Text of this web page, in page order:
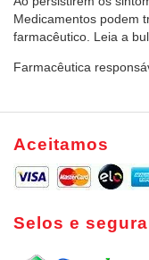
Medicamentos podem
farmacêutico. Leia a
Farmacêutica
Aceitamos
Selos e